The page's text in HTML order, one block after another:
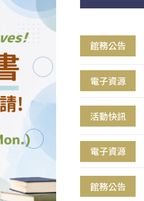
館務公告
電子資源
活動快訊
電子資源
館務公告